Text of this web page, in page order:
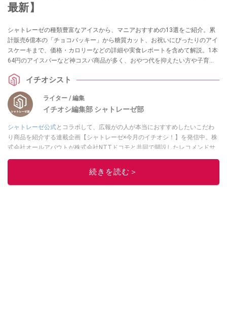
最新】
シャトレーゼの種類豊富なアイスから、マニアおすすめの13選をご紹介。累
計販売6億本の「チョコバッキー」から糖質カット、お祝いにぴったりのアイ
スケーキまで、価格・カロリーなどの詳細や実食レポートを含めて解説。1本
64円のアイスバーなど神コスパ商品が多く、おやつ代を抑えたい方や子育て
イチオシスト
ライター / 編集
イチオシ編集部 シャトレーゼ部
シャトレーゼ公式とコラボして、広報がの人が本当におすすめしたいこだわ
り商品を紹介する連載企画【シャトレーゼ×今月のイチオシ！】を発信中。株
式会社オールアバウトが株式会社NTTドコモと共同で開設したレコメンドサ
イト「イチオシ」編集部が、毎日トレンド情報をお届けしています。ぜひ
してください！
このイチオシストの他の記事を読む
続きを読む＞